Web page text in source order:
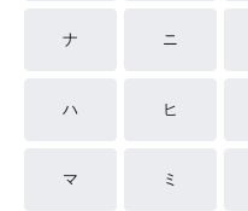
ナ ニ
ハ ヒ
マ ミ